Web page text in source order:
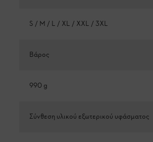
S / M / L / XL / XXL / 3XL
Βάρος
990 g
Σύνθεση υλικού εξωτερικού υφάσματος